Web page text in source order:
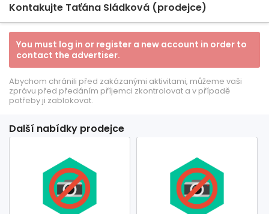
Kontakujte Taťána Sládková (prodejce)
You must log in or register a new account in order to
contact the advertiser.
Abychom chránili před zakázanými aktivitami, můžeme vaši
zprávu před předáním příjemci zkontrolovat a v případě
potřeby ji zablokovat.
Další nabídky prodejce